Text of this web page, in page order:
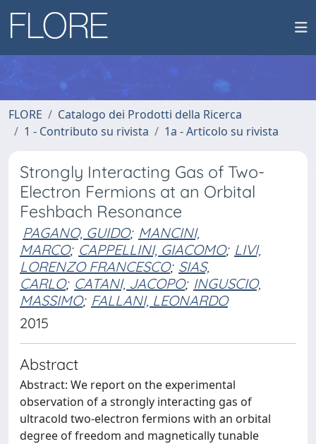
FLORE
Catalogo dei Prodotti della Ricerca
1 - Contributo su rivista
1a - Articolo su rivista
Strongly Interacting Gas of Two-
Electron Fermions at an Orbital
Feshbach Resonance
PAGANO, GUIDO; MANCINI,
MARCO; CAPPELLINI, GIACOMO; LIVI,
LORENZO FRANCESCO; SIAS,
CARLO; CATANI, JACOPO; INGUSCIO,
MASSIMO; FALLANI, LEONARDO
2015
Abstract
Abstract: We report on the experimental
observation of a strongly interacting gas of
ultracold two-electron fermions with an orbital
degree of freedom and magnetically tunable